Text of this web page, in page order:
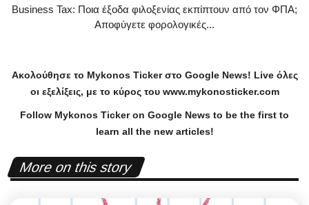
Business Tax: Ποια έξοδα φιλοξενίας εκπίπτουν από τον ΦΠΑ;
Αποφύγετε φορολογικές...
Ακολούθησε το Mykonos Tickerστο Google News! Liveόλες
οι εξελίξεις, με το κύρος του www.mykonosticker.com
Follow Mykonos Ticker on Google News to be the first to
learn all the new articles!
More on this story